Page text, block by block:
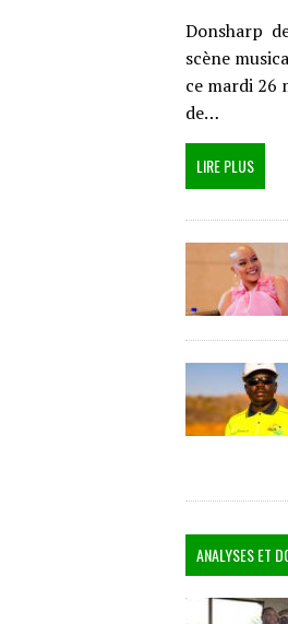
Donsharp
scène
ce mardi 26
de…
LIRE PLUS
ANALYSES ET